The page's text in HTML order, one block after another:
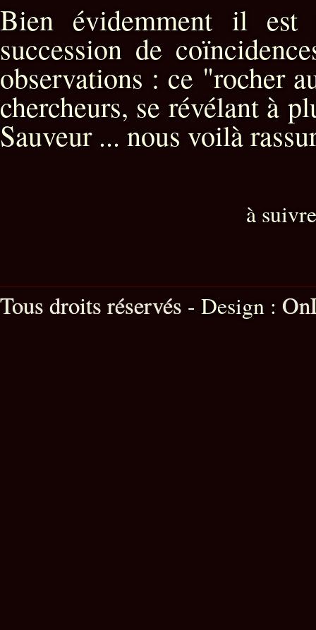
Bien évidemment il
succession de
observations : ce "rocher
chercheurs, se révélant à
Sauveur ... nous voilà
à
Tous droits réservés - Design :